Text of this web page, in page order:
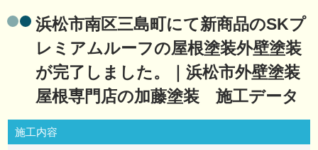
浜松市南区三島町にて新商品のSKプ
レミアムルーフの屋根塗装外壁塗装
が完了しました。｜浜松市外壁塗装
屋根専門店の加藤塗装 施工データ
施工内容